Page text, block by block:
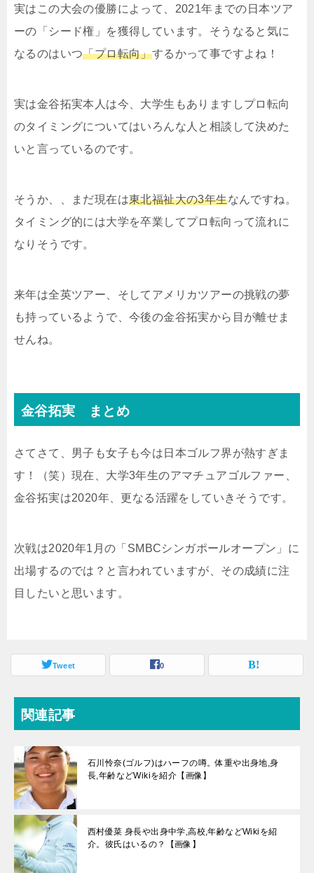
実はこの大会の優勝によって、2021年までの日本ツア
ーの「シード権」を獲得しています。そうなると気に
なるのはいつ「プロ転向」するかって事ですよね！
実は金谷拓実本人は今、大学生もありますしプロ転向
のタイミングについてはいろんな人と相談して決めた
いと言っているのです。
そうか、、まだ現在は東北福祉大の3年生なんですね。
タイミング的には大学を卒業してプロ転向って流れに
なりそうです。
来年は全英ツアー、そしてアメリカツアーの挑戦の夢
も持っているようで、今後の金谷拓実から目が離せま
せんね。
金谷拓実 まとめ
さてさて、男子も女子も今は日本ゴルフ界が熱すぎま
す！（笑）現在、大学3年生のアマチュアゴルファー、
金谷拓実は2020年、更なる活躍をしていきそうです。
次戦は2020年1月の 「SMBCシンガポールオープン」に
出場するのでは？と言われていますが、その成績に注
目したいと思います。
Tweet 0
関連記事
石川怜奈(ゴルフ)はハーフの噂。体重や出身地,身
長,年齢などWikiを紹介【画像】
西村優菜 身長や出身中学,高校,年齢などWikiを紹
介。彼氏はいるの？【画像】